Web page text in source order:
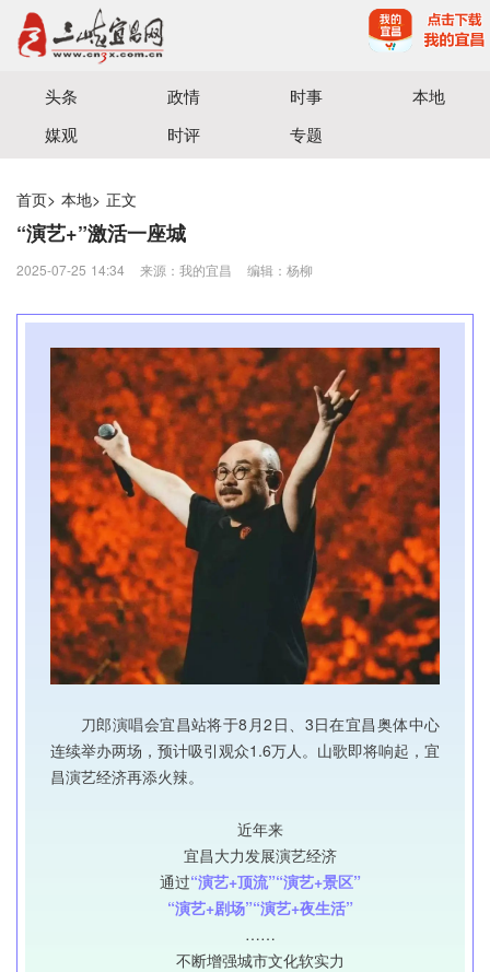
宜昌三峡融媒体中心主办
头条 政情 时事
本地
媒观
时评 专题
首页> 本地> 正文
“演艺+”激活一座城
2025-07-25 14:34 来源：我的宜昌 编辑：杨柳
刀郎演唱会宜昌站将于8月2日、3日在宜昌奥体中心
连续举办两场，预计吸引观众1.6万人。山歌即将响起，宜
昌演艺经济再添火辣。
近年来
宜昌大力发展演艺经济
通过“演艺+顶流”“演艺+景区”
“演艺+剧场”“演艺+夜生活”
……
不断增强城市文化软实力